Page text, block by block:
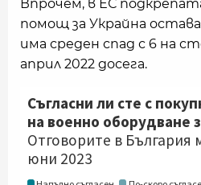
Впрочем, в ЕС
помощ за Украйна остава
има среден спад с 6 на
април 2022 досега.